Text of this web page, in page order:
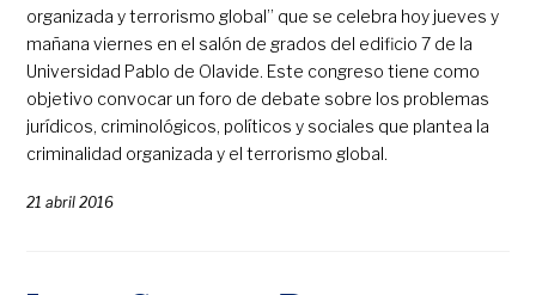
organizada y terrorismo global” que se celebra hoy jueves y
mañana viernes en el salón de grados del edificio 7 de la
Universidad Pablo de Olavide. Este congreso tiene como
objetivo convocar un foro de debate sobre los problemas
jurídicos, criminológicos, políticos y sociales que plantea la
criminalidad organizada y el terrorismo global.
21 abril 2016